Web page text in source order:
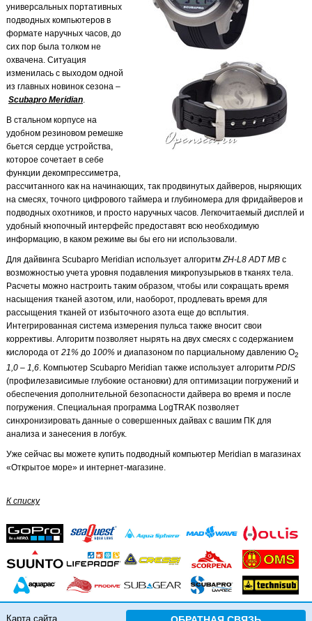
универсальных портативных
подводных компьютеров в
формате наручных часов, до
сих пор была толком не
охвачена. Ситуация
изменилась с выходом одной
из главных новинок сезона –
Scubapro Meridian.
В стальном корпусе на
удобном резиновом ремешке
бьется сердце устройства,
которое сочетает в себе
функции декомпрессиметра,
рассчитанного как на начинающих, так продвинутых дайверов, ныряющих
на смесях, точного цифрового таймера и глубиномера для фридайверов и
подводных охотников, и просто наручных часов. Легкочитаемый дисплей и
удобный кнопочный интерфейс предоставят всю необходимую
информацию, в каком режиме вы бы его ни использовали.
Для дайвинга Scubapro Meridian использует алгоритмZH-L8 ADT MBс
возможностью учета уровня подавления микропузырьков в тканях тела.
Расчеты можно настроить таким образом, чтобы или сокращать время
насыщения тканей азотом, или, наоборот, продлевать время для
рассыщения тканей от избыточного азота еще до всплытия.
Интегрированная система измерения пульса также вносит свои
коррективы. Алгоритм позволяет нырять на двух смесях с содержанием
кислорода от 21%до 100%и диапазоном по парциальному давлению O2
1,0 – 1,6. Компьютер Scubapro Meridian также использует алгоритм PDIS
(профилезависимые глубокие остановки) для оптимизации погружений и
обеспечения дополнительной безопасности дайвера во время и после
погружения. Специальная программа LogTRAK позволяет
синхронизировать данные о совершенных дайвах с вашим ПК для
анализа и занесения в логбук.
Уже сейчас вы можете купить подводный компьютер Meridian в магазинах
«Открытое море» и интернет-магазине.
К списку
Карта сайта